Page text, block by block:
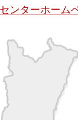
ンターホーム